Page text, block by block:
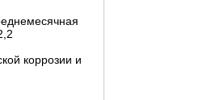
коррозии и